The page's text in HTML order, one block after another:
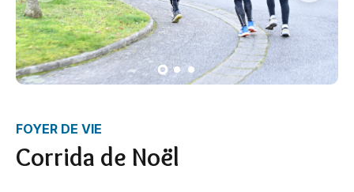
FOYER DE VIE
Corrida de Noël